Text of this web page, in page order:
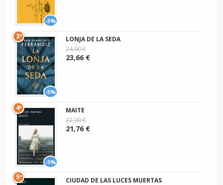
-5%
-5%
3º
LONJA DE LA SEDA
24,90 €
23,66 €
-5%
4º
MAITE
22,90 €
21,76 €
5º
CIUDAD DE LAS LUCES MUERTAS